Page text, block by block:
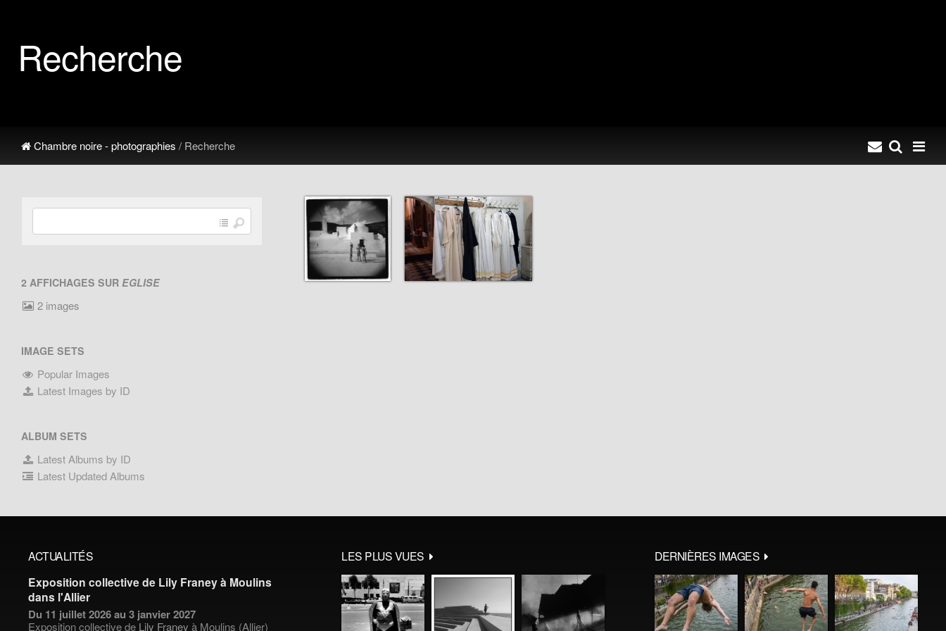
Recherche
Chambre noire - photographies / Recherche
2 AFFICHAGES SUREGLISE
2 images
IMAGE SETS
Popular Images
Latest Images by ID
ALBUM SETS
Latest Albums by ID
Latest Updated Albums
ACTUALITÉS
Exposition collective de Lily Franey à Moulins
dans l'Allier
Du 11 juillet 2026 au 3 janvier 2027
Exposition collective de Lily Franey à Moulins (Allier)
LES PLUS VUES DERNIÈRES IMAGES